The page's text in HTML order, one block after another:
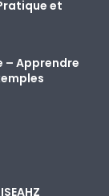
et
– Apprendre
مجسّم تعليمي للنظام الشمسي | مشروع طلبة ISEAHZ